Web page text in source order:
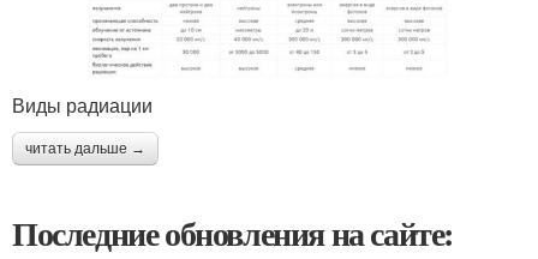
Виды радиации
читать дальше →
Последние обновления на сайте: